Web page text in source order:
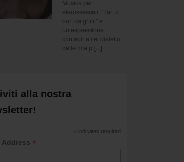
Musica per
eterosessuali. “Tan ci
bon da gnint” è
un’espressione
contadina nel dialetto
delle mie p [...]
alla nostra
* indicates required
Address *